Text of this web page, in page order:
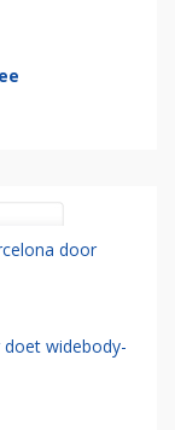
door
widebody-